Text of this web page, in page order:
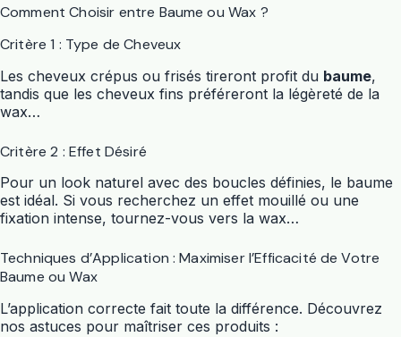
Comment Choisir entre Baume ou Wax ?
Critère 1 : Type de Cheveux
Les cheveux crépus ou frisés tireront profit du baume,
tandis que les cheveux fins préféreront la légèreté de la
wax…
Critère 2 : Effet Désiré
Pour un look naturel avec des boucles définies, le baume
est idéal. Si vous recherchez un effet mouillé ou une
fixation intense, tournez-vous vers la wax…
Techniques d’Application : Maximiser l’Efficacité de Votre
Baume ou Wax
L’application correcte fait toute la différence. Découvrez
nos astuces pour maîtriser ces produits :